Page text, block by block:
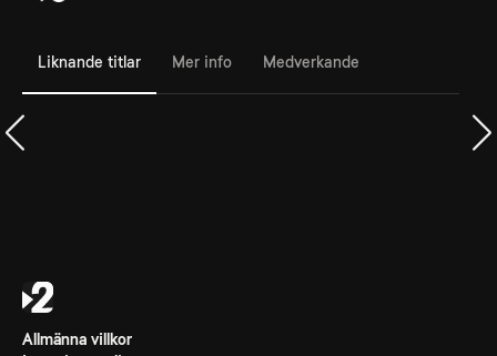
Liknande titlar Mer info Medverkande
Allmänna villkor